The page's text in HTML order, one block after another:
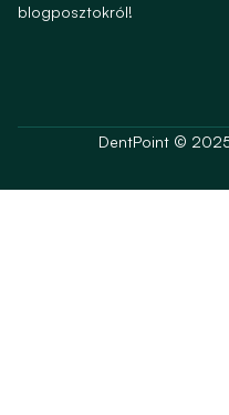
blogposztokról!
DentPoint ©